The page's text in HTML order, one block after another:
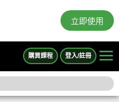
立即使用
購買課程 登入/註冊